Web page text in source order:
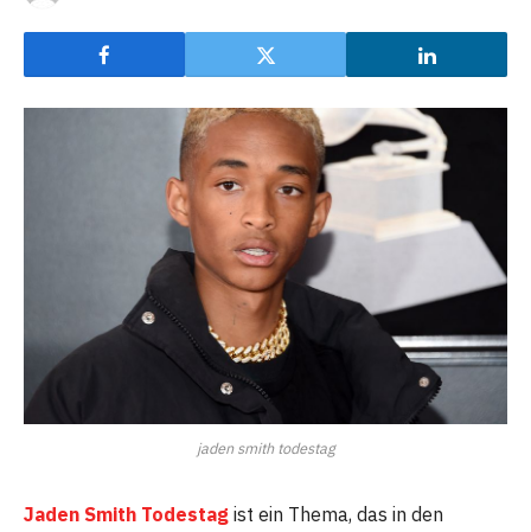
jaden smith todestag
Jaden Smith Todestag ist ein Thema, das in den